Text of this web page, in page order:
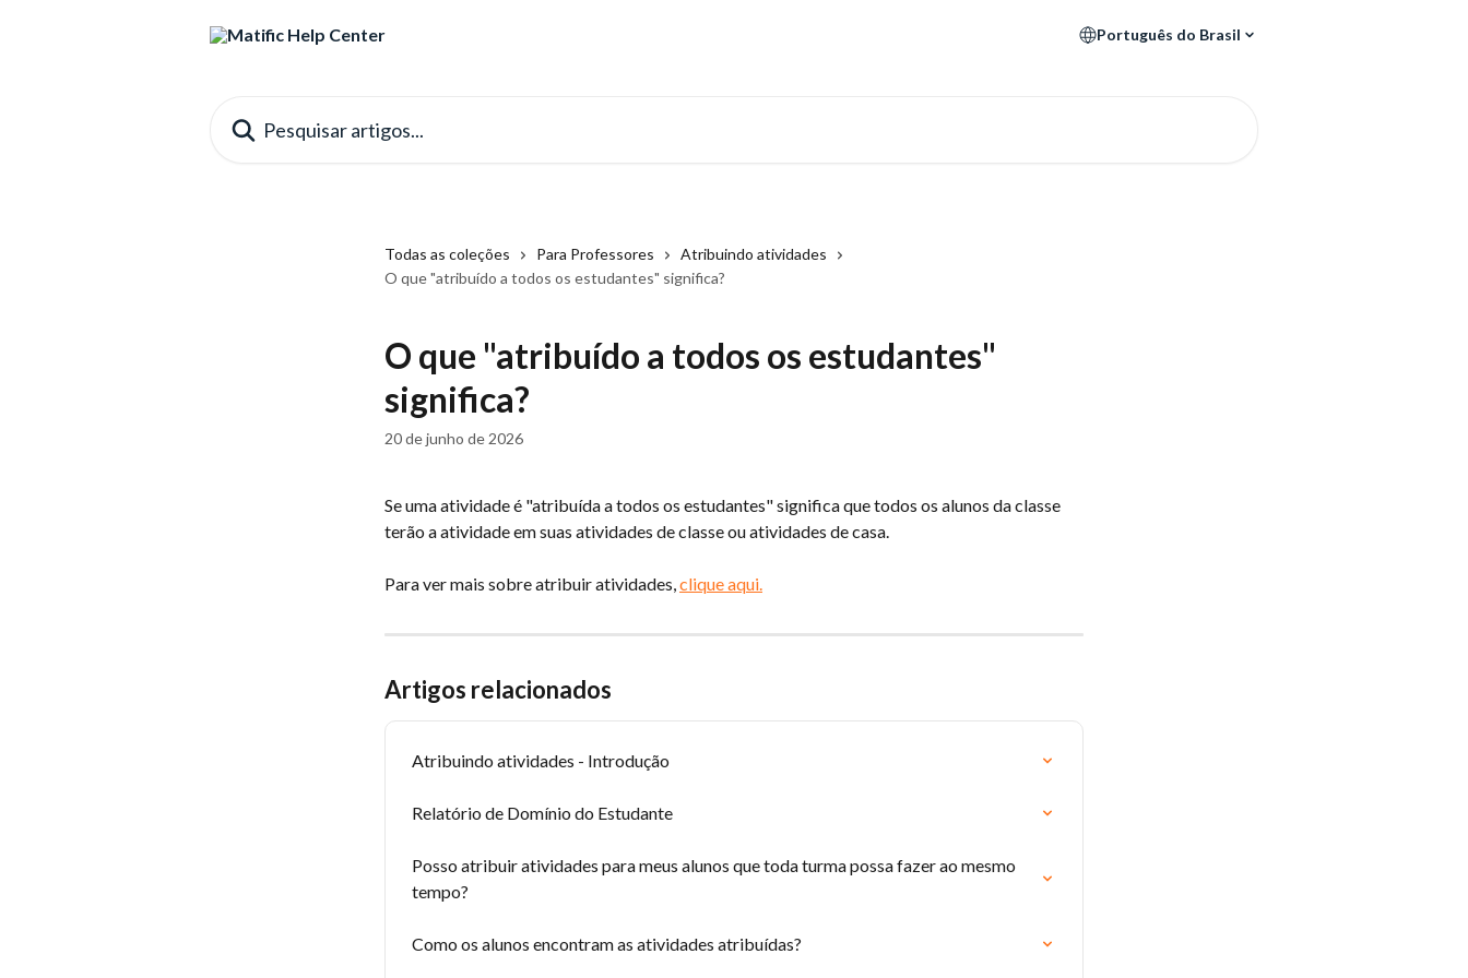
Português do Brasil
Todas as coleções Para Professores
Atribuindo atividades
O que "atribuído a todos os estudantes" significa?
O que "atribuído a todos os estudantes"
significa?
20 de junho de 2026
Se uma atividade é "atribuída a todos os estudantes" significa que todos os alunos da classe
terão a atividade em suas atividades de classe ou atividades de casa.
Para ver mais sobre atribuir atividades, clique aqui.
Artigos relacionados
Atribuindo atividades - Introdução
Relatório de Domínio do Estudante
Posso atribuir atividades para meus alunos que toda turma possa fazer ao mesmo
tempo?
Como os alunos encontram as atividades atribuídas?